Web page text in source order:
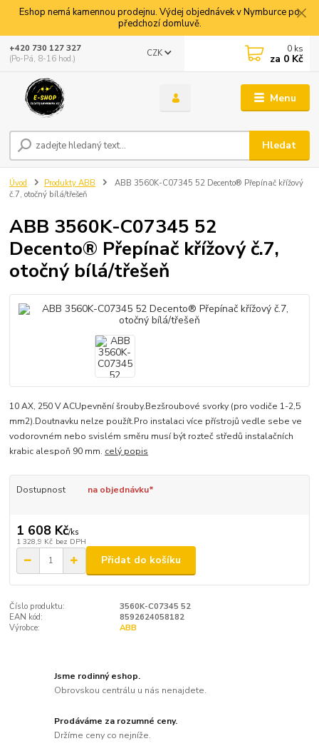
Eshop nemá kamennou prodejnu. Výdej objednávek v Nymburce po
předchozí domluvě.
Menu
CZK
Hledat
+420 730 127 327
(Po-Pá, 8-16 hod.)
0 ks
za 0 Kč
Úvod Produkty ABB
ABB 3560K-C07345 52 Decento® Přepínač křížový
č.7, otočný bílá/třešeň
ABB 3560K-C07345 52
Decento® Přepínač křížový č.7,
otočný bílá/třešeň
10 AX, 250 V ACUpevnění šrouby.Bezšroubové svorky (pro vodiče 1-2,5
mm2).Doutnavku nelze použít.Pro instalaci více přístrojů vedle sebe ve
vodorovném nebo svislém směru musí být rozteč středů instalačních
krabic alespoň 90 mm. celý popis
Dostupnost na objednávku*
1 608 Kč/ks
1 328,9 Kč bez DPH
Přidat do košíku
Číslo produktu:
3560K-C07345 52
EAN kód:
8592624058182
Výrobce:
ABB
Jsme rodinný eshop.
Obrovskou centrálu u nás nenajdete.
Prodáváme za rozumné ceny.
Držíme ceny co nejníže.